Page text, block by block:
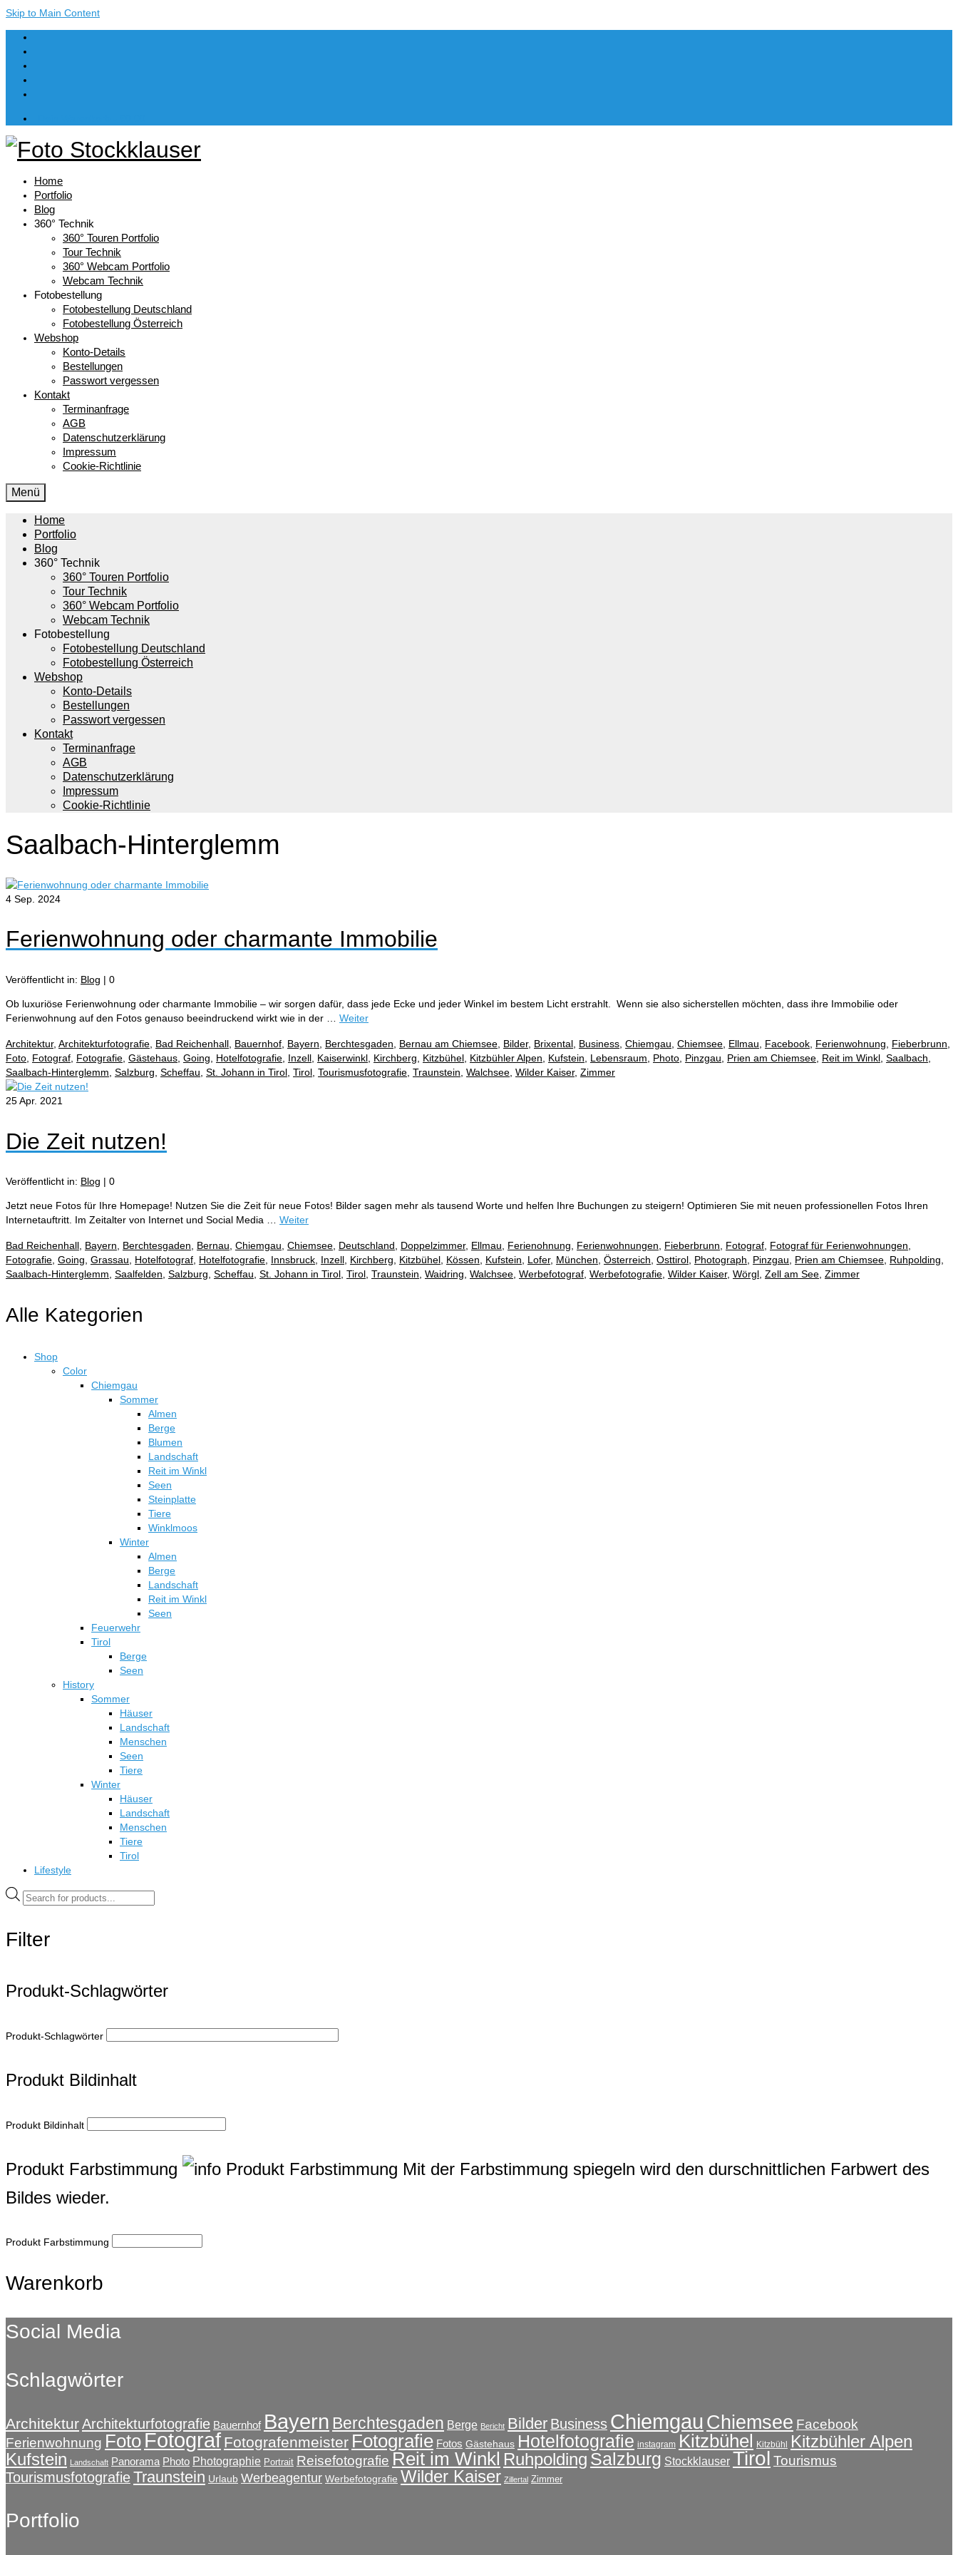
Skip to Main Content
Home
Portfolio
Blog
360° Technik
360° Touren Portfolio
Tour Technik
360° Webcam Portfolio
Webcam Technik
Fotobestellung
Fotobestellung Deutschland
Fotobestellung Österreich
Webshop
Konto-Details
Bestellungen
Passwort vergessen
Kontakt
Terminanfrage
AGB
Datenschutzerklärung
Impressum
Cookie-Richtlinie
Menü
Home
Portfolio
Blog
360° Technik
360° Touren Portfolio
Tour Technik
360° Webcam Portfolio
Webcam Technik
Fotobestellung
Fotobestellung Deutschland
Fotobestellung Österreich
Webshop
Konto-Details
Bestellungen
Passwort vergessen
Kontakt
Terminanfrage
AGB
Datenschutzerklärung
Impressum
Cookie-Richtlinie
Saalbach-Hinterglemm
4 Sep. 2024
Ferienwohnung oder charmante Immobilie
Veröffentlicht in: Blog | 0
Ob luxuriöse Ferienwohnung oder charmante Immobilie – wir sorgen dafür, dass jede Ecke und jeder Winkel im bestem Licht erstrahlt. ⁠ Wenn sie also sicherstellen möchten, dass ihre Immobilie oder
Ferienwohnung auf den Fotos genauso beeindruckend wirkt wie in der … Weiter
Architektur, Architekturfotografie Bad Reichenhall Bauernhof Bayern Berchtesgaden Bernau am Chiemsee Bilder, Brixental Business Chiemgau Chiemsee Ellmau Facebook Ferienwohnung Fieberbrunn
Foto Fotograf Fotografie Gästehaus Going Hotelfotografie Inzell Kaiserwinkl Kirchberg Kitzbühel Kitzbühler Alpen Kufstein Lebensraum Photo Pinzgau Prien am Chiemsee Reit im Winkl Saalbach
Saalbach-Hinterglemm Salzburg Scheffau St. Johann in Tirol Tirol Tourismusfotografie Traunstein Walchsee Wilder Kaiser, Zimmer
25Apr. 2021
Die Zeit nutzen!
Veröffentlicht in: Blog | 0
Jetzt neue Fotos für Ihre Homepage! Nutzen Sie die Zeit für neue Fotos! Bilder sagen mehr als tausend Worte und helfen Ihre Buchungen zu steigern! Optimieren Sie mit neuen professionellen Fotos Ihren
Internetauftritt. Im Zeitalter von Internet und Social Media … Weiter
Bad Reichenhall Bayern Berchtesgaden Bernau Chiemgau Chiemsee Deutschland Doppelzimmer, Ellmau Ferienohnung Ferienwohnungen Fieberbrunn Fotograf Fotograf für Ferienwohnungen
Fotografie Going Grassau Hotelfotograf Hotelfotografie Innsbruck Inzell Kirchberg Kitzbühel Kössen Kufstein Lofer, München Österreich Osttirol Photograph Pinzgau Prien am Chiemsee Ruhpolding
Saalbach-Hinterglemm Saalfelden Salzburg Scheffau St. Johann in Tirol Tirol Traunstein Waidring Walchsee Werbefotograf Werbefotografie Wilder Kaiser, Wörgl Zell am See Zimmer
Alle Kategorien
Shop
Color
Chiemgau
Sommer
Almen
Berge
Blumen
Landschaft
Reit im Winkl
Seen
Steinplatte
Tiere
Winklmoos
Winter
Almen
Berge
Landschaft
Reit im Winkl
Seen
Feuerwehr
Tirol
Berge
Seen
History
Sommer
Häuser
Landschaft
Menschen
Seen
Tiere
Winter
Häuser
Landschaft
Menschen
Tiere
Tirol
Lifestyle
Products
search
Filter
Produkt-Schlagwörter
Produkt-Schlagwörter
Produkt Bildinhalt
Produkt Bildinhalt
Produkt Farbstimmung Produkt Farbstimmung Mit der Farbstimmung spiegeln wird den durschnittlichen Farbwert des
Bildes wieder.
Produkt Farbstimmung
Warenkorb
Social Media
Schlagwörter
ArchitekturArchitekturfotografie Bauernhof Bayern Berchtesgaden Berge Bericht Bilder Business Chiemgau Chiemsee Facebook
Ferienwohnung Foto Fotograf Fotografenmeister Fotografie Fotos Gästehaus Hotelfotografie instagram Kitzbühel Kitzbühl Kitzbühler Alpen
Kufstein Landschaft Panorama Photo Photographie Portrait Reisefotografie Reit im Winkl Ruhpolding Salzburg Stockklauser Tirol Tourismus
TourismusfotografieTraunstein Urlaub Werbeagentur Werbefotografie Wilder Kaiser Zillertal Zimmer
Portfolio